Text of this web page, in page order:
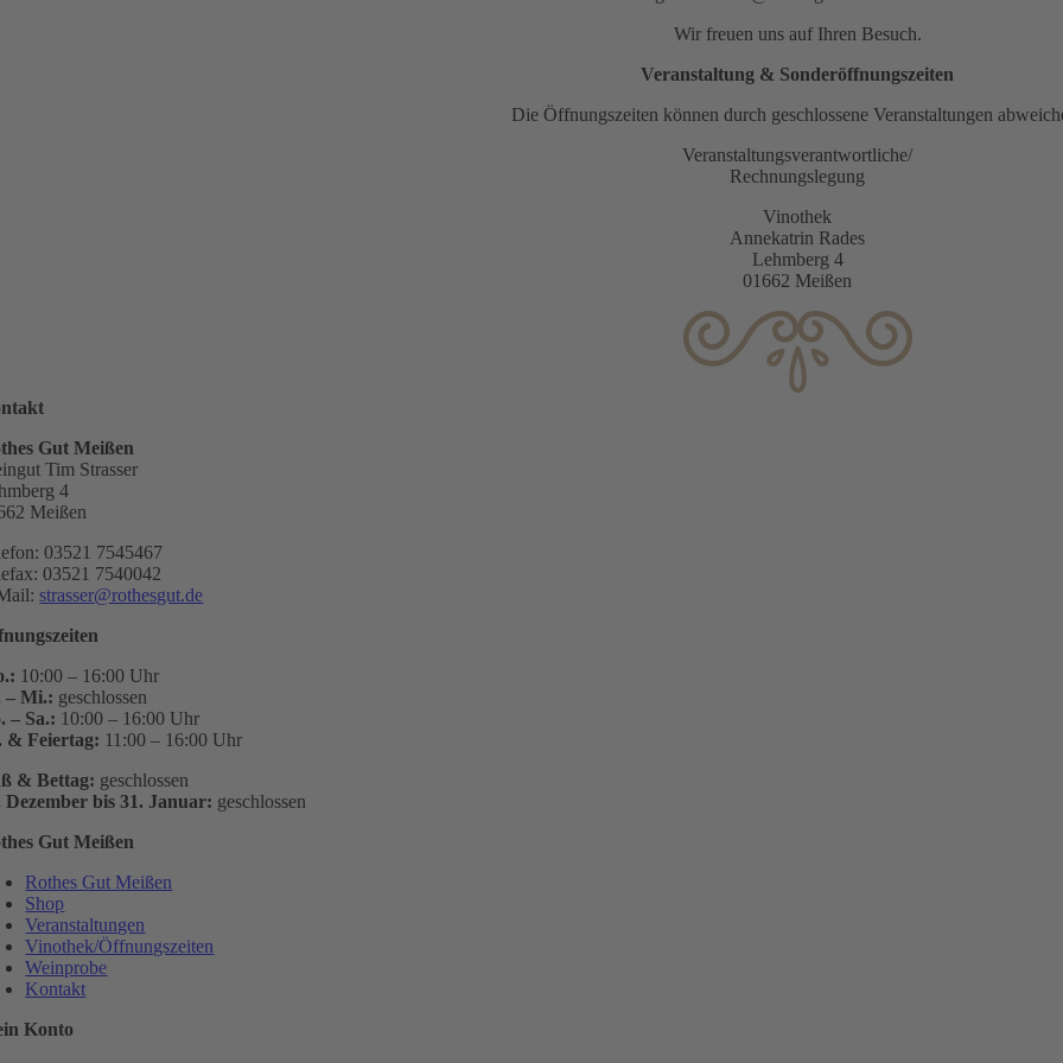
Wir freuen uns auf Ihren Besuch.
Veranstaltung & Sonderöffnungszeiten
Die Öffnungszeiten können durch geschlossene Veranstaltungen
Veranstaltungsverantwortliche/
Rechnungslegung
Vinothek
Annekatrin Rades
Lehmberg 4
01662 Meißen
Gut Meißen
Tim Strasser
4
Meißen
03521 7545467
03521 7540042
strasser@rothesgut.de
10:00 – 16:00 Uhr
– Mi.: geschlossen
– Sa.: 10:00 – 16:00 Uhr
& Feiertag: 11:00 – 16:00 Uhr
& Bettag: geschlossen
Dezember bis 31. Januar: geschlossen
Gut Meißen
Rothes Gut Meißen
Shop
Veranstaltungen
Vinothek/Öffnungszeiten
Weinprobe
Kontakt
Konto